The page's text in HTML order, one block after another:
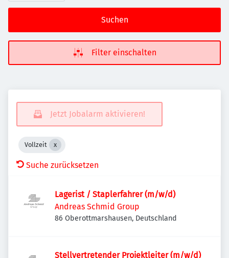
Suchen
Filter einschalten
Jetzt Jobalarm aktivieren!
Vollzeit
Suche zurücksetzen
Lagerist / Staplerfahrer (m/w/d)
Andreas Schmid Group
86 Oberottmarshausen, Deutschland
Stellvertretender Projektleiter (m/w/d)